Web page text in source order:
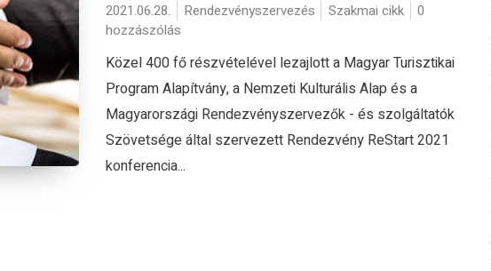
2021.06.28. Rendezvényszervezés Szakmai cikk
0
hozzászólás
Közel 400 fő részvételével lezajlott a Magyar Turisztikai
Program Alapítvány, a Nemzeti Kulturális Alap és a
Magyarországi Rendezvényszervezők - és szolgáltatók
Szövetsége által szervezett Rendezvény ReStart 2021
konferencia...